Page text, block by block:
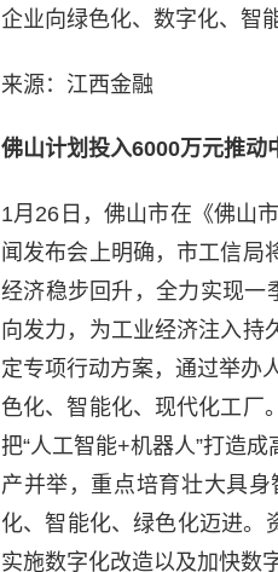
企业向绿色化、数字化、智
来源：江西金融
佛山计划投入6000万元推动
1月26日，佛山市在《佛山
闻发布会上明确，市工信局
经济稳步回升，全力实现一
向发力，为工业经济注入持
定专项行动方案，通过举办
色化、智能化、现代化工厂
把“人工智能+机器人”打造
产并举，重点培育壮大具
化、智能化、绿色化迈进。
实施数字化改造以及加快数